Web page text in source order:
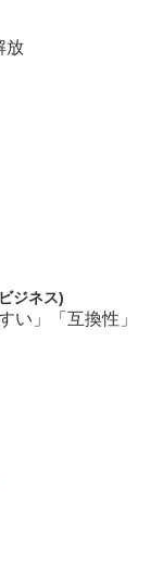
放
ジネス)
い」「互換性」